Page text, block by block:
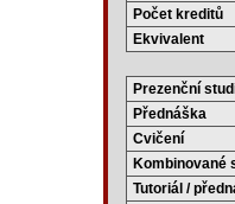
Počet kreditů
Ekvivalent
Prezenční
Přednáška
Cvičení
Kombinované
Tutoriál /